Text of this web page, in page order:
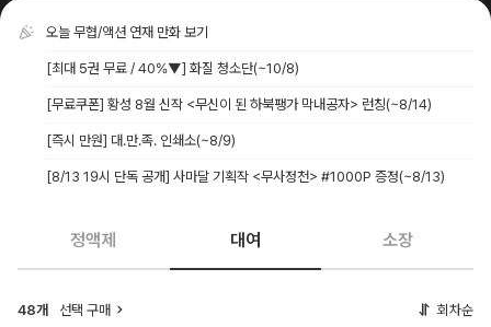
오늘 무협/액션 연재 만화 보기
[최대 5권 무료 / 40%▼] 화질 청소단(~10/8)
[무료쿠폰] 황성 8월 신작 <무신이 된 하북팽가 막내공자> 런칭(~8/14)
[즉시 만원] 대.만.족. 인쇄소(~8/9)
[8/13 19시 단독 공개] 사마달 기획작 <무사정천> #1000P 증정(~8/13)
정액제 대여 소장
48개 선택 구매 회차순